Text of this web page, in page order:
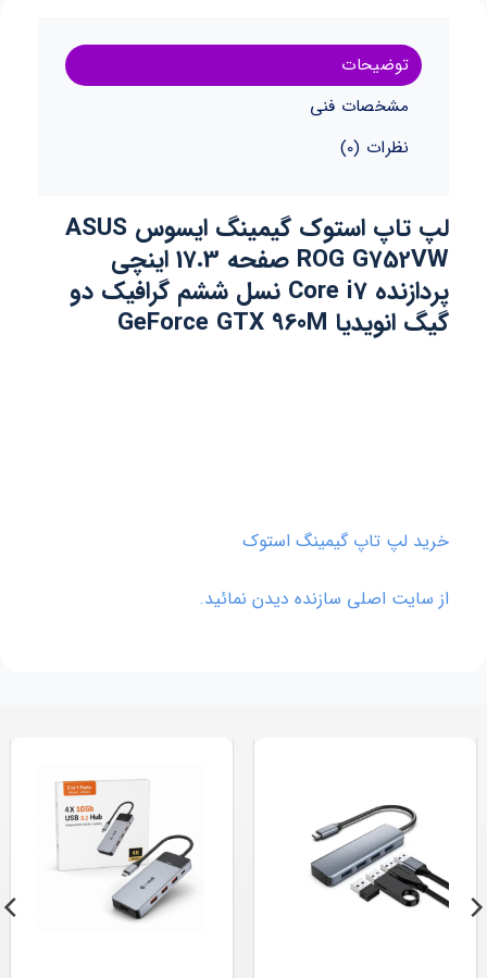
توضیحات
مشخصات فنی
نظرات (0)
لپ تاپ استوک گیمینگ ایسوس ASUS
ROG G752VW صفحه 17.3 اینچی
پردازنده Core i7 نسل ششم گرافیک دو
گیگ انویدیا GeForce GTX 960M
خرید لپ تاپ گیمینگ استوک
از سایت اصلی سازنده دیدن نمائید.